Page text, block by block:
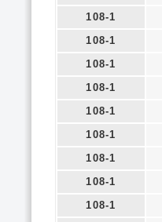
108-1
108-1
108-1
108-1
108-1
108-1
108-1
108-1
108-1